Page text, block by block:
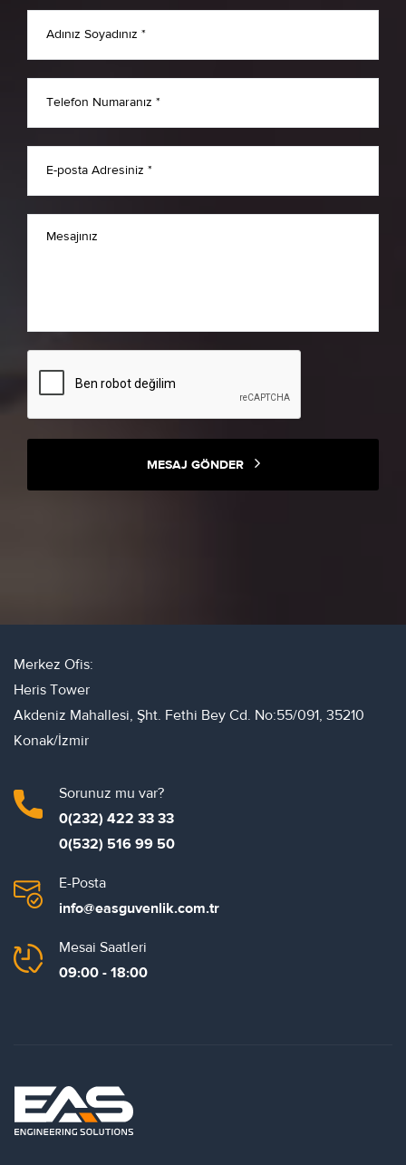
MESAJ GÖNDER
Merkez Ofis:
Heris Tower
Akdeniz Mahallesi, Şht. Fethi Bey Cd. No:55/091, 35210
Konak/İzmir
Sorunuz mu var?
0(232) 422 33 33
0(532) 516 99 50
E-Posta
info@easguvenlik.com.tr
Mesai Saatleri
09:00 - 18:00